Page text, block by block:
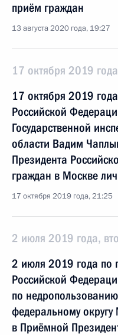
приём граждан
13 августа 2020 года, 19:27
17 октября 2019
17 октября 2019
Российской
Государственной
области Вадим
Президента
граждан в Москве
17 октября 2019 года, 21:25
2 июля 2019 года,
2 июля 2019 года по
Российской
по
федеральному
в Приёмной